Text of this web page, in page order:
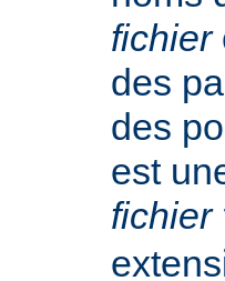
fichier
des
des
est
fichier